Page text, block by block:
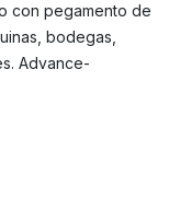
con pegamento de
bodegas,
Advance-